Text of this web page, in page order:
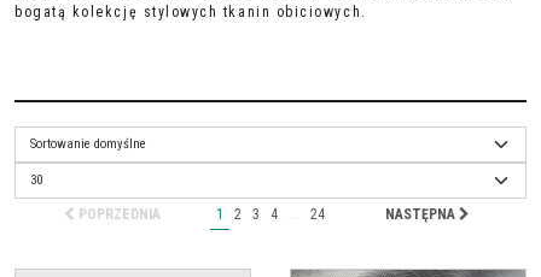
bogatą kolekcję stylowych tkanin obiciowych.
POPRZEDNIA 1 2 3 4 ... 24 NASTĘPNA